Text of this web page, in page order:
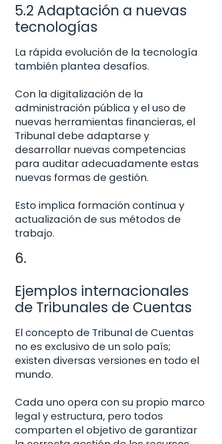
5.2 Adaptación a nuevas
tecnologías
La rápida evolución de la tecnología
también plantea desafíos.
Con la digitalización de la
administración pública y el uso de
nuevas herramientas financieras, el
Tribunal debe adaptarse y
desarrollar nuevas competencias
para auditar adecuadamente estas
nuevas formas de gestión.
Esto implica formación continua y
actualización de sus métodos de
trabajo.
6.
Ejemplos internacionales
de Tribunales de Cuentas
El concepto de Tribunal de Cuentas
no es exclusivo de un solo país;
existen diversas versiones en todo el
mundo.
Cada uno opera con su propio marco
legal y estructura, pero todos
comparten el objetivo de garantizar